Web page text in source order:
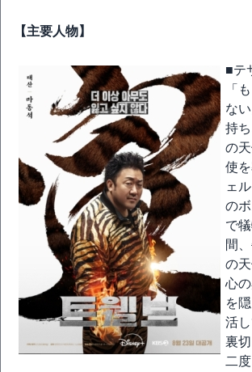
【主要人物】
■テ
「
な
持
の
使
ェ
の
で
間
の
心
を
活
裏
二